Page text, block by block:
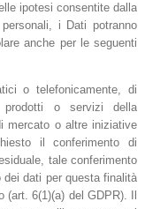
ipotesi consentite dalla
i Dati potranno
anche per le seguenti
o telefonicamente, di
o servizi della
mercato o altre iniziative
il conferimento di
tale conferimento
dati per questa finalità
(art. 6(1)(a) del GDPR). Il